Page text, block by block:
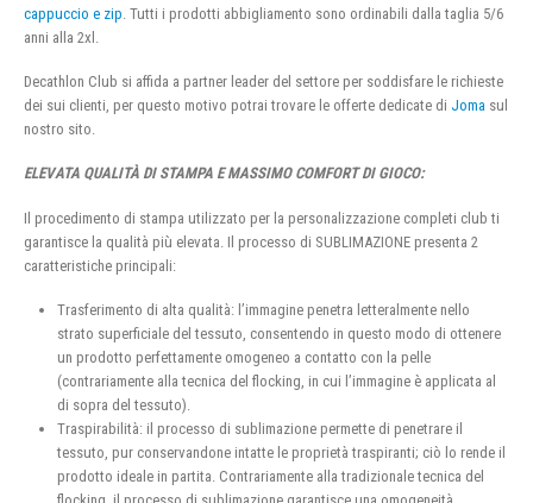
cappuccio e zip . Tutti i prodotti abbigliamento sono ordinabili dalla taglia 5/6
anni alla 2xl.
Decathlon Club si affida a partner leader del settore per soddisfare le richieste
dei sui clienti, per questo motivo potrai trovare le offerte dedicate di Joma sul
nostro sito.
ELEVATA QUALITÀ DI STAMPA E MASSIMO COMFORT DI GIOCO:
Il procedimento di stampa utilizzato per la personalizzazione completi club ti
garantisce la qualità più elevata. Il processo di SUBLIMAZIONE presenta 2
caratteristiche principali:
Trasferimento di alta qualità: l’immagine penetra letteralmente nello
strato superficiale del tessuto, consentendo in questo modo di ottenere
un prodotto perfettamente omogeneo a contatto con la pelle
(contrariamente alla tecnica del flocking, in cui l’immagine è applicata al
di sopra del tessuto).
Traspirabilità: il processo di sublimazione permette di penetrare il
tessuto, pur conservandone intatte le proprietà traspiranti; ciò lo rende il
prodotto ideale in partita. Contrariamente alla tradizionale tecnica del